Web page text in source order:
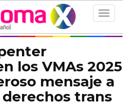
Toggle
los VMAs 2025
mensaje a
trans